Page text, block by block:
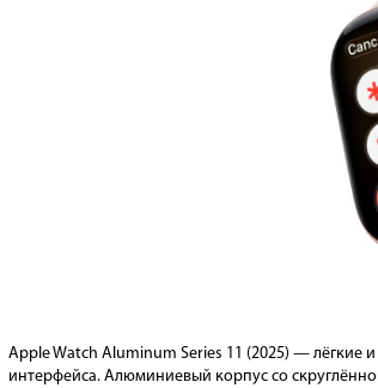
Apple Watch Aluminum Series 11 (2025) — лёгкие
интерфейса. Алюминиевый корпус со